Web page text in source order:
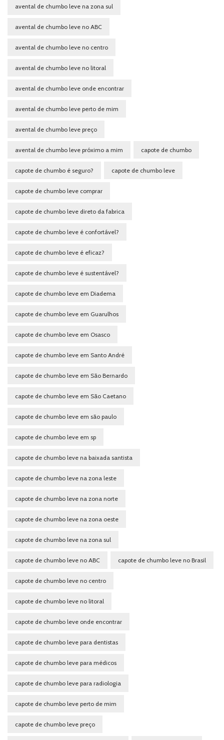
avental de chumbo leve na zona sul
avental de chumbo leve no ABC
avental de chumbo leve no centro
avental de chumbo leve no litoral
avental de chumbo leve onde encontrar
avental de chumbo leve perto de mim
avental de chumbo leve preço
avental de chumbo leve próximo a mim capote de chumbo
capote de chumbo é seguro? capote de chumbo leve
capote de chumbo leve comprar
capote de chumbo leve direto da fabrica
capote de chumbo leve é confortável?
capote de chumbo leve é eficaz?
capote de chumbo leve é sustentável?
capote de chumbo leve em Diadema
capote de chumbo leve em Guarulhos
capote de chumbo leve em Osasco
capote de chumbo leve em Santo André
capote de chumbo leve em São Bernardo
capote de chumbo leve em São Caetano
capote de chumbo leve em são paulo
capote de chumbo leve em sp
capote de chumbo leve na baixada santista
capote de chumbo leve na zona leste
capote de chumbo leve na zona norte
capote de chumbo leve na zona oeste
capote de chumbo leve na zona sul
capote de chumbo leve no ABC capote de chumbo leve no Brasil
capote de chumbo leve no centro
capote de chumbo leve no litoral
capote de chumbo leve onde encontrar
capote de chumbo leve para dentistas
capote de chumbo leve para médicos
capote de chumbo leve para radiologia
capote de chumbo leve perto de mim
capote de chumbo leve preço